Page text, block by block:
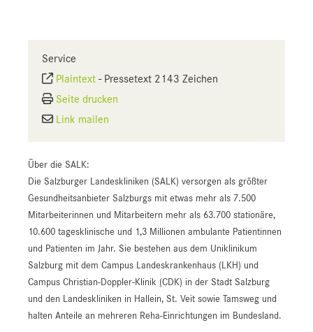
Service
Plaintext - Pressetext 2143 Zeichen
Seite drucken
Link mailen
Über die SALK:
Die Salzburger Landeskliniken (SALK) versorgen als größter
Gesundheitsanbieter Salzburgs mit etwas mehr als 7.500
Mitarbeiterinnen und Mitarbeitern mehr als 63.700 stationäre,
10.600 tagesklinische und 1,3 Millionen ambulante Patientinnen
und Patienten im Jahr. Sie bestehen aus dem Uniklinikum
Salzburg mit dem Campus Landeskrankenhaus (LKH) und
Campus Christian-Doppler-Klinik (CDK) in der Stadt Salzburg
und den Landeskliniken in Hallein, St. Veit sowie Tamsweg und
halten Anteile an mehreren Reha-Einrichtungen im Bundesland.